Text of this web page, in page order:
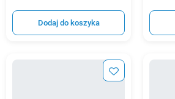
Dodaj do koszyka